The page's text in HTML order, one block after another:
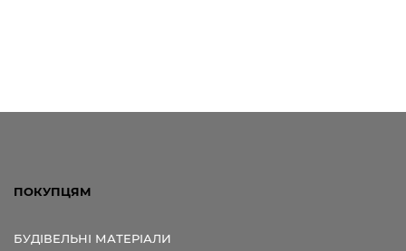
ПОКУПЦЯМ
БУДІВЕЛЬНІ МАТЕРІАЛИ